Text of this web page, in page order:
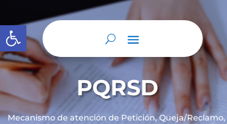
Abrir barra de herramientas
PQRSD
Mecanismo de atención de Petición, Queja/Reclamo,